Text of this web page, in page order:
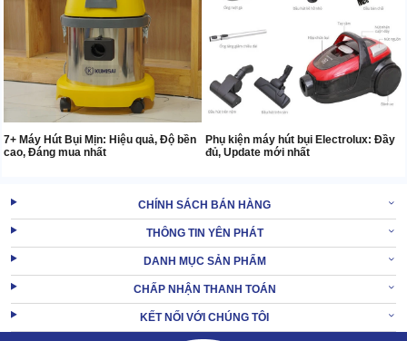
7+ Máy Hút Bụi Mịn: Hiệu quả, Độ bền
cao, Đáng mua nhất
Phụ kiện máy hút bụi Electrolux: Đầy
đủ, Update mới nhất
CHÍNH SÁCH BÁN HÀNG
THÔNG TIN YÊN PHÁT
DANH MỤC SẢN PHẨM
CHẤP NHẬN THANH TOÁN
KẾT NỐI VỚI CHÚNG TÔI